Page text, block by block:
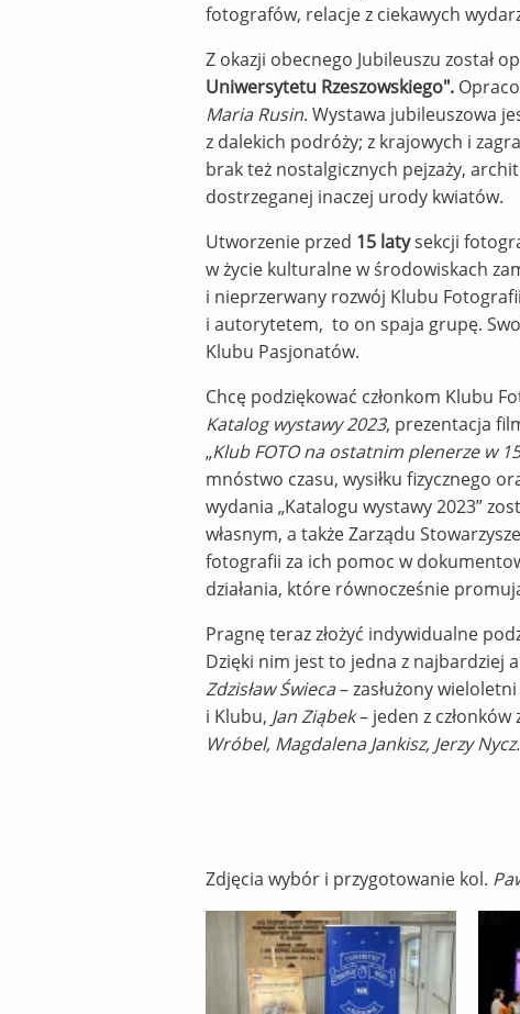
fotografów, relacje z ciekawych
Z okazji obecnego Jubileuszu został
Uniwersytetu Rzeszowskiego".
Maria Rusin. Wystawa jubileuszowa
z dalekich podróży; z krajowych i
brak też nostalgicznych pejzaży,
dostrzeganej inaczej urody kwiatów.
Utworzenie przed 15 latysekcji
w życie kulturalne w środowiskach
i nieprzerwany rozwój Klubu
i autorytetem, to on spaja grupę.
Klubu Pasjonatów.
Chcę podziękować członkom Klubu
Katalog wystawy 2023, prezentacja
„Klub FOTO na ostatnim plenerze w
mnóstwo czasu, wysiłku fizycznego
wydania „Katalogu wystawy 2023”
własnym, a także Zarządu
fotografii za ich pomoc w
działania, które równocześnie
Pragnę teraz złożyć indywidualne
Dzięki nim jest to jedna z najbardziej
Zdzisław Świeca– zasłużony
i Klubu, Jan Ziąbek– jeden z członków
Wróbel, Magdalena Jankisz, Jerzy Nycz.
Zdjęcia wybór i przygotowanie kol.